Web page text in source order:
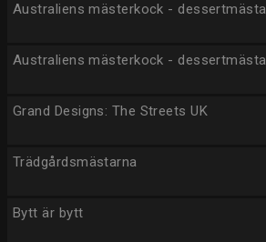
Australiens mästerkock -
Australiens mästerkock -
Grand Designs: The Streets UK
Trädgårdsmästarna
Bytt är bytt